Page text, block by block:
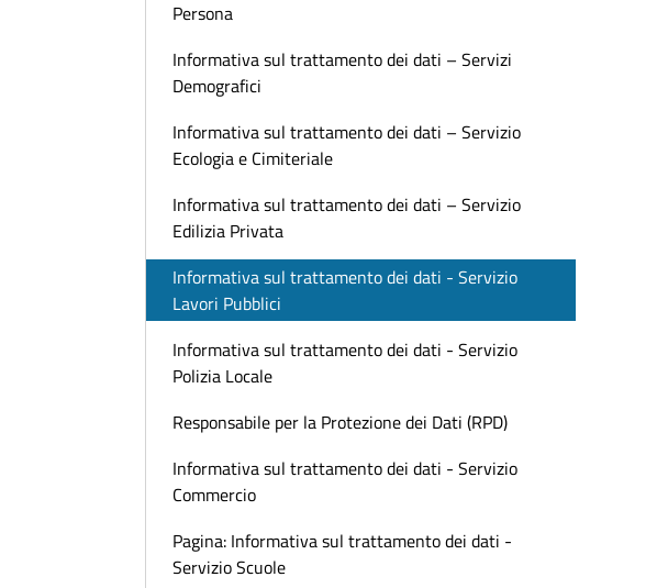
Persona
Informativa sul trattamento dei dati – Servizi
Demografici
Informativa sul trattamento dei dati – Servizio
Ecologia e Cimiteriale
Informativa sul trattamento dei dati – Servizio
Edilizia Privata
Informativa sul trattamento dei dati - Servizio
Lavori Pubblici
Informativa sul trattamento dei dati - Servizio
Polizia Locale
Responsabile per la Protezione dei Dati (RPD)
Informativa sul trattamento dei dati - Servizio
Commercio
Pagina: Informativa sul trattamento dei dati -
Servizio Scuole